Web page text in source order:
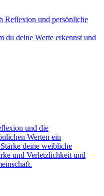
Reflexion und persönliche
du deine Werte erkennst und
und die
Werten ein
deine weibliche
und Verletzlichkeit und